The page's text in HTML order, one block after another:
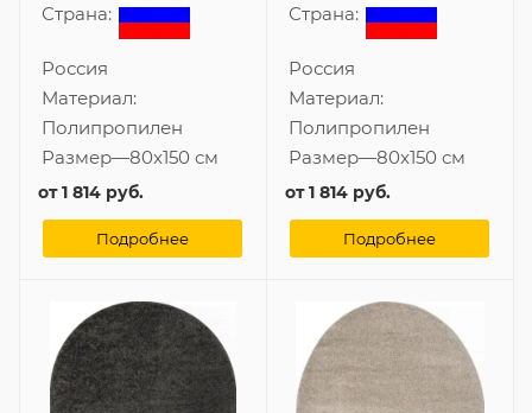
Страна:
Россия
Материал:
Полипропилен
Размер—80x150 см
от1 814 руб.
Подробнее
Страна:
Россия
Материал:
Полипропилен
Размер—80x150 см
от1 814 руб.
Подробнее